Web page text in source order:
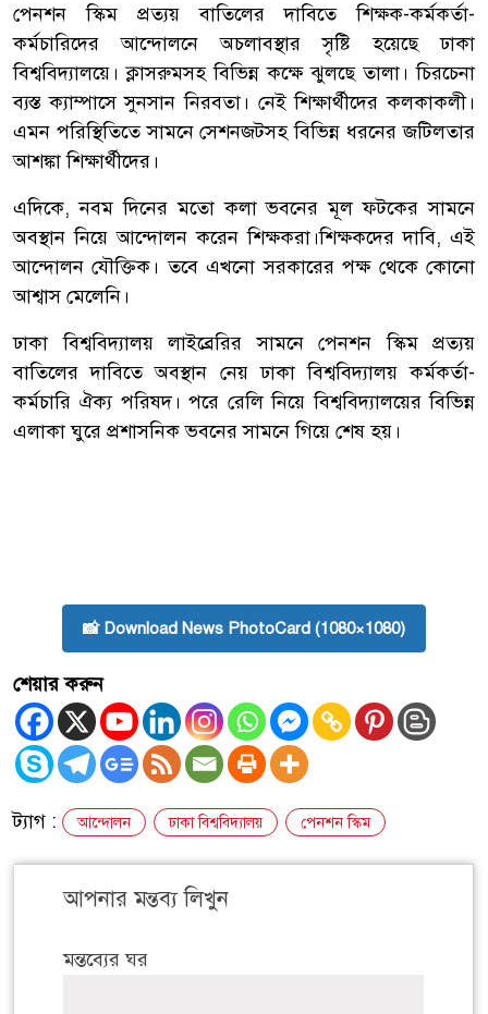
পেনশন স্কিম প্রত্যয় বাতিলের দাবিতে শিক্ষক-কর্মকর্তা-
কর্মচারিদের আন্দোলনে অচলাবস্থার সৃষ্টি হয়েছে ঢাকা
বিশ্ববিদ্যালয়ে। ক্লাসরুমসহ বিভিন্ন কক্ষে ঝুলছে তালা। চিরচেনা
ব্যস্ত ক্যাম্পাসে সুনসান নিরবতা। নেই শিক্ষার্থীদের কলকাকলী।
এমন পরিস্থিতিতে সামনে সেশনজটসহ বিভিন্ন ধরনের জটিলতার
আশঙ্কা শিক্ষার্থীদের।
এদিকে, নবম দিনের মতো কলা ভবনের মূল ফটকের সামনে
অবস্থান নিয়ে আন্দোলন করেন শিক্ষকরা।শিক্ষকদের দাবি, এই
আন্দোলন যৌক্তিক। তবে এখনো সরকারের পক্ষ থেকে কোনো
আশ্বাস মেলেনি।
ঢাকা বিশ্ববিদ্যালয় লাইব্রেরির সামনে পেনশন স্কিম প্রত্যয়
বাতিলের দাবিতে অবস্থান নেয় ঢাকা বিশ্ববিদ্যালয় কর্মকর্তা-
কর্মচারি ঐক্য পরিষদ। পরে রেলি নিয়ে বিশ্ববিদ্যালয়ের বিভিন্ন
এলাকা ঘুরে প্রশাসনিক ভবনের সামনে গিয়ে শেষ হয়।
📸 Download News PhotoCard (1080×1080)
শেয়ার করুন
ট্যাগ : আন্দোলন ঢাকা বিশ্ববিদ্যালয় পেনশন স্কিম
আপনার মন্তব্য লিখুন
মন্তব্যের ঘর